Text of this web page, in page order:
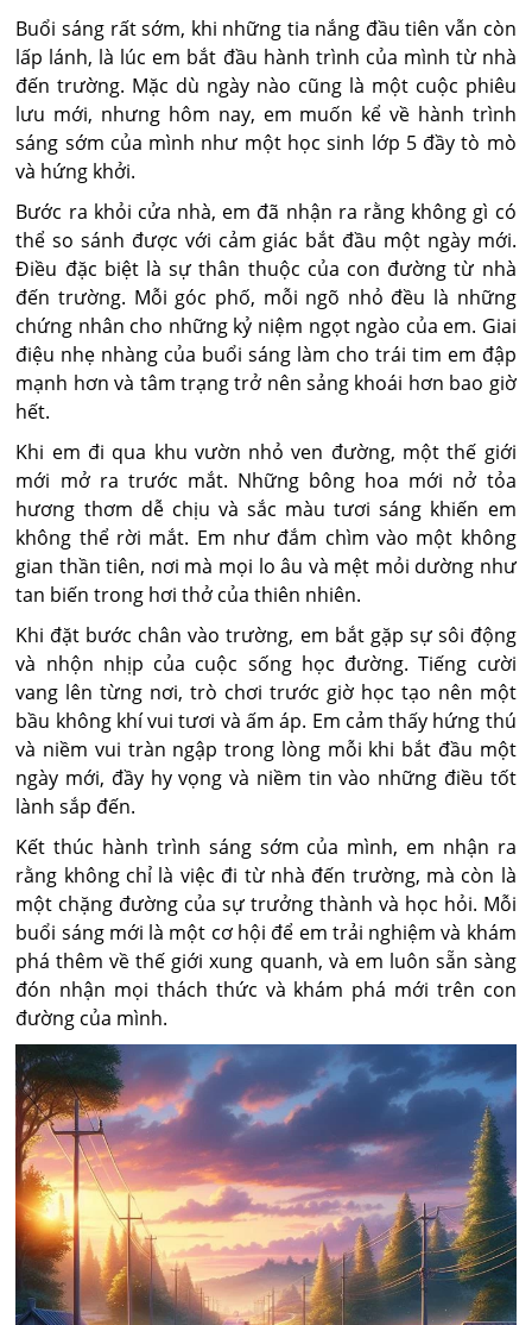
Buổi sáng rất sớm, khi những tia nắng đầu tiên vẫn còn
lấp lánh, là lúc em bắt đầu hành trình của mình từ nhà
đến trường. Mặc dù ngày nào cũng là một cuộc phiêu
lưu mới, nhưng hôm nay, em muốn kể về hành trình
sáng sớm của mình như một học sinh lớp 5 đầy tò mò
và hứng khởi.
Bước ra khỏi cửa nhà, em đã nhận ra rằng không gì có
thể so sánh được với cảm giác bắt đầu một ngày mới.
Điều đặc biệt là sự thân thuộc của con đường từ nhà
đến trường. Mỗi góc phố, mỗi ngõ nhỏ đều là những
chứng nhân cho những kỷ niệm ngọt ngào của em. Giai
điệu nhẹ nhàng của buổi sáng làm cho trái tim em đập
mạnh hơn và tâm trạng trở nên sảng khoái hơn bao giờ
hết.
Khi em đi qua khu vườn nhỏ ven đường, một thế giới
mới mở ra trước mắt. Những bông hoa mới nở tỏa
hương thơm dễ chịu và sắc màu tươi sáng khiến em
không thể rời mắt. Em như đắm chìm vào một không
gian thần tiên, nơi mà mọi lo âu và mệt mỏi dường như
tan biến trong hơi thở của thiên nhiên.
Khi đặt bước chân vào trường, em bắt gặp sự sôi động
và nhộn nhịp của cuộc sống học đường. Tiếng cười
vang lên từng nơi, trò chơi trước giờ học tạo nên một
bầu không khí vui tươi và ấm áp. Em cảm thấy hứng thú
và niềm vui tràn ngập trong lòng mỗi khi bắt đầu một
ngày mới, đầy hy vọng và niềm tin vào những điều tốt
lành sắp đến.
Kết thúc hành trình sáng sớm của mình, em nhận ra
rằng không chỉ là việc đi từ nhà đến trường, mà còn là
một chặng đường của sự trưởng thành và học hỏi. Mỗi
buổi sáng mới là một cơ hội để em trải nghiệm và khám
phá thêm về thế giới xung quanh, và em luôn sẵn sàng
đón nhận mọi thách thức và khám phá mới trên con
đường của mình.